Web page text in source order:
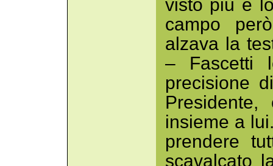
visto più e
campo
alzava la
– Fascetti
precisione
insieme a
prendere
scavalcato